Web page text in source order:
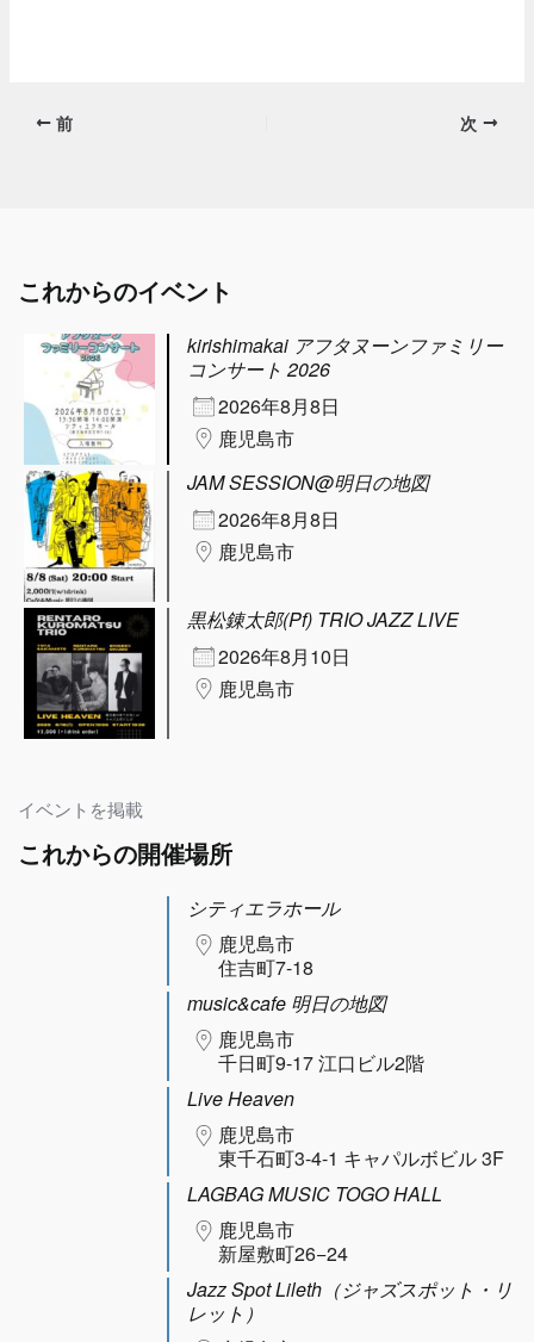
前 次
これからのイベント
kirishimakai アフタヌーンファミリー
コンサート 2026
2026年8月8日
鹿児島市
JAM SESSION@明日の地図
2026年8月8日
鹿児島市
黒松錬太郎(Pf) TRIO JAZZ LIVE
2026年8月10日
鹿児島市
イベントを掲載
これからの開催場所
シティエラホール
鹿児島市
住吉町7-18
music&cafe 明日の地図
鹿児島市
千日町9-17 江口ビル2階
Live Heaven
鹿児島市
東千石町3-4-1 キャパルボビル 3F
LAGBAG MUSIC TOGO HALL
鹿児島市
新屋敷町26−24
Jazz Spot Lileth（ジャズスポット・リ
レット）